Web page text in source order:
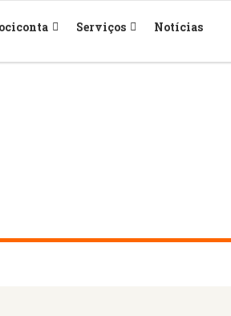
Serviços Notícias